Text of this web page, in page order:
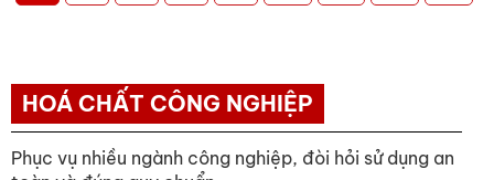
HOÁ CHẤT CÔNG NGHIỆP
Phục vụ nhiều ngành công nghiệp, đòi hỏi sử dụng an